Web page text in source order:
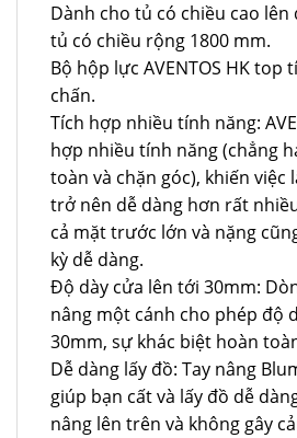
Dành cho tủ có chiều cao lên
tủ có chiều rộng 1800 mm.
Bộ hộp lực AVENTOS HK top
chấn.
Tích hợp nhiều tính năng:
hợp nhiều tính năng (chẳng
toàn và chặn góc), khiến việc
trở nên dễ dàng hơn rất
cả mặt trước lớn và nặng
kỳ dễ dàng.
Độ dày cửa lên tới 30mm:
nâng một cánh cho phép độ
30mm, sự khác biệt hoàn
Dễ dàng lấy đồ: Tay nâng
giúp bạn cất và lấy đồ dễ
nâng lên trên và không gây